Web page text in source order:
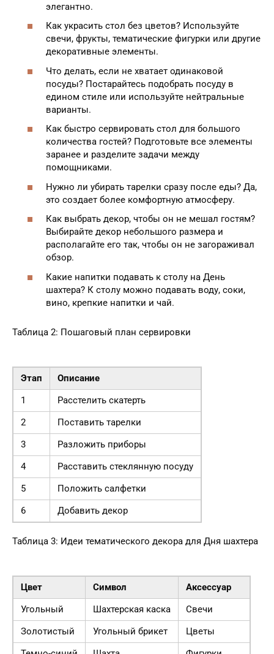
элегантно.
Как украсить стол без цветов? Используйте
свечи, фрукты, тематические фигурки или другие
декоративные элементы.
Что делать, если не хватает одинаковой
посуды? Постарайтесь подобрать посуду в
едином стиле или используйте нейтральные
варианты.
Как быстро сервировать стол для большого
количества гостей? Подготовьте все элементы
заранее и разделите задачи между
помощниками.
Нужно ли убирать тарелки сразу после еды? Да,
это создает более комфортную атмосферу.
Как выбрать декор, чтобы он не мешал гостям?
Выбирайте декор небольшого размера и
располагайте его так, чтобы он не загораживал
обзор.
Какие напитки подавать к столу на День
шахтера? К столу можно подавать воду, соки,
вино, крепкие напитки и чай.
Таблица 2: Пошаговый план сервировки
Этап
Описание
1
Расстелить скатерть
2
Поставить тарелки
3
Разложить приборы
4
Расставить стеклянную посуду
5
Положить салфетки
6
Добавить декор
Таблица 3: Идеи тематического декора для Дня шахтера
Цвет Символ
Аксессуар
Угольный
Шахтерская каска
Свечи
Золотистый
Угольный брикет
Цветы